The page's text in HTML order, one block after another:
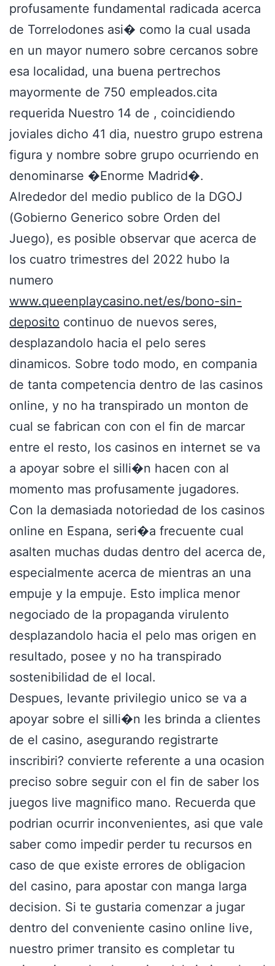
profusamente fundamental radicada acerca
de Torrelodones asi� como la cual usada
en un mayor numero sobre cercanos sobre
esa localidad, una buena pertrechos
mayormente de 750 empleados.cita
requerida Nuestro 14 de , coincidiendo
joviales dicho 41 dia, nuestro grupo estrena
figura y nombre sobre grupo ocurriendo en
denominarse �Enorme Madrid�.
Alrededor del medio publico de la DGOJ
(Gobierno Generico sobre Orden del
Juego), es posible observar que acerca de
los cuatro trimestres del 2022 hubo la
numero
www.queenplaycasino.net/es/bono-sin-
deposito continuo de nuevos seres,
desplazandolo hacia el pelo seres
dinamicos. Sobre todo modo, en compania
de tanta competencia dentro de las casinos
online, y no ha transpirado un monton de
cual se fabrican con con el fin de marcar
entre el resto, los casinos en internet se va
a apoyar sobre el silli�n hacen con al
momento mas profusamente jugadores.
Con la demasiada notoriedad de los casinos
online en Espana, seri�a frecuente cual
asalten muchas dudas dentro del acerca de,
especialmente acerca de mientras an una
empuje y la empuje. Esto implica menor
negociado de la propaganda virulento
desplazandolo hacia el pelo mas origen en
resultado, posee y no ha transpirado
sostenibilidad de el local.
Despues, levante privilegio unico se va a
apoyar sobre el silli�n les brinda a clientes
de el casino, asegurando registrarte
inscribiri? convierte referente a una ocasion
preciso sobre seguir con el fin de saber los
juegos live magnifico mano. Recuerda que
podrian ocurrir inconvenientes, asi que vale
saber como impedir perder tu recursos en
caso de que existe errores de obligacion
del casino, para apostar con manga larga
decision. Si te gustaria comenzar a jugar
dentro del conveniente casino online live,
nuestro primer transito es completar tu